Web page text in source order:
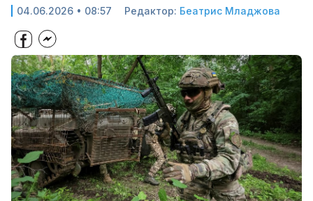
04.06.2026 • 08:57 Редактор: Беатрис Младжова